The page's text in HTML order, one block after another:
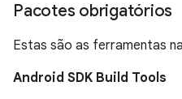
Pacotes obrigatórios
Estas são as ferramentas
Android SDK Build Tools